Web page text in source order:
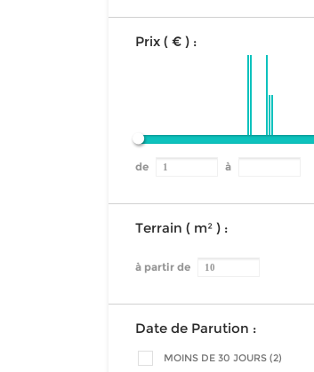
Prix ( € ) :
de à
Terrain ( m² ) :
à partir de
Date de Parution :
MOINS DE 30 JOURS (2)